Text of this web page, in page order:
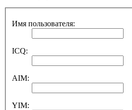
Имя пользователя:
ICQ:
AIM:
YIM: